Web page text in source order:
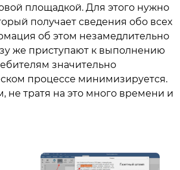
площадкой. Для этого нужно
получает сведения обо всех
об этом незамедлительно
же приступают к выполнению
значительно
процессе минимизируется.
не тратя на это много времени и